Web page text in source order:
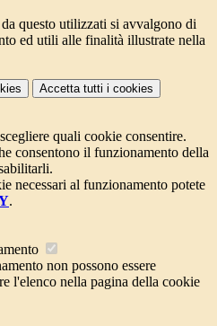
questo utilizzati si avvalgono di
ed utili alle finalità illustrate nella
Accetta tutti i cookies
quali cookie consentire.
consentono il funzionamento della
necessari al funzionamento potete
.
non possono essere
l'elenco nella pagina della cookie